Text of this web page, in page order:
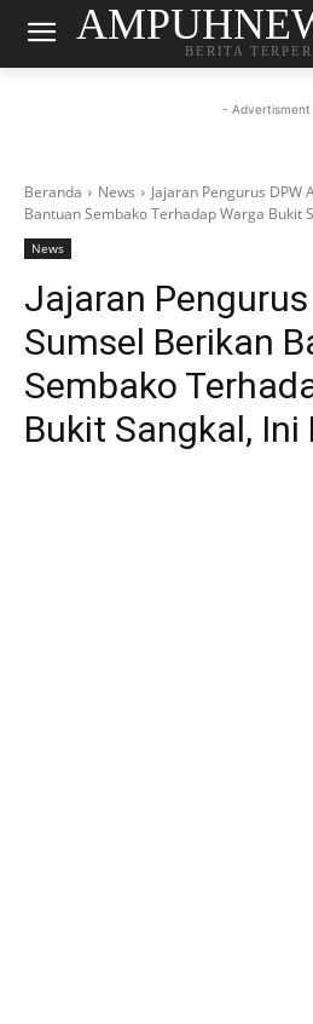
BERITA
- Advertisment
Beranda News
Jajaran Pengurus DPW
Bantuan Sembako Terhadap Warga Bukit
News
Jajaran Pengurus
Sumsel Berikan
Sembako
Bukit Sangkal,